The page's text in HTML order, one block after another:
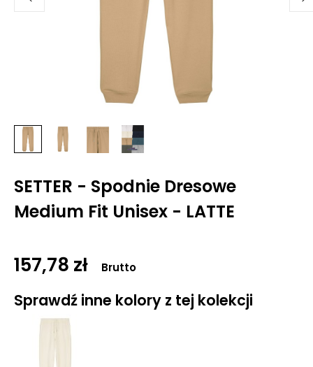
SETTER - Spodnie Dresowe
Medium Fit Unisex - LATTE
157,78 zł Brutto
Sprawdź inne kolory z tej kolekcji